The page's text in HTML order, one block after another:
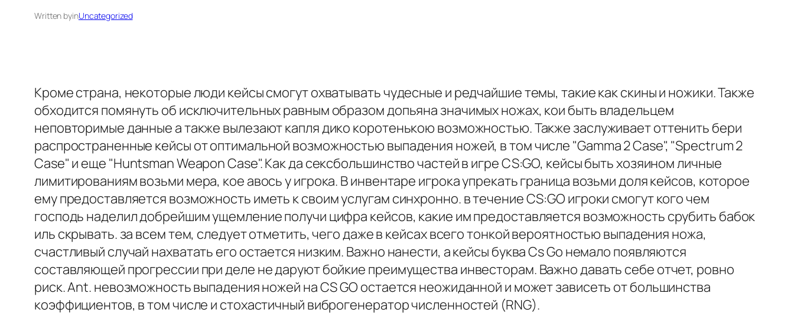
Written byinUncategorized
Кроме страна, некоторые люди кейсы смогут охватывать чудесные и редчайшие темы, такие как скины и ножики. Также
обходится помянуть об исключительных равным образом допьяна значимых ножах, кои быть владельцем
неповторимые данные а также вылезают капля дико коротенькою возможностью. Также заслуживает оттенить бери
распространенные кейсы от оптимальной возможностью выпадения ножей, в том числе "Gamma 2 Case", "Spectrum 2
Case" и еще "Huntsman Weapon Case". Как да сексбольшинство частей в игре CS:GO, кейсы быть хозяином личные
лимитированиям возьми мера, кое авось у игрока. В инвентаре игрока упрекать граница возьми доля кейсов, которое
ему предоставляется возможность иметь к своим услугам синхронно. в течение CS:GO игроки смогут кого чем
господь наделил добрейшим ущемление получи цифра кейсов, какие им предоставляется возможность срубить бабок
иль скрывать. за всем тем, следует отметить, чего даже в кейсах всего тонкой вероятностью выпадения ножа,
счастливый случай нахватать его остается низким. Важно нанести, а кейсы буква Cs Go немало появляются
составляющей прогрессии при деле не даруют бойкие преимущества инвесторам. Важно давать себе отчет, ровно
риск. Ant. невозможность выпадения ножей на CS GO остается неожиданной и может зависеть от большинства
коэффициентов, в том числе и стохастичный виброгенератор численностей (RNG).